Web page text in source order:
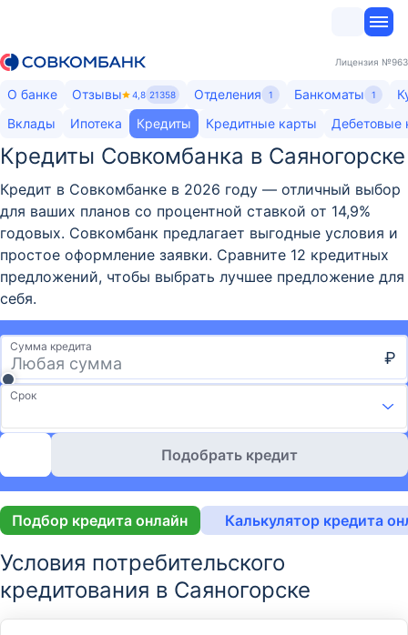
Лицензия №963
О банке Отзывы 4,8 21358 Отделения 1 Банкоматы 1
Вклады
Ипотека Кредиты Кредитные карты Дебетовые
Кредиты Совкомбанка в Саяногорске
Кредит в Совкомбанке в 2026 году — отличный выбор
для ваших планов со процентной ставкой от 14,9%
годовых. Совкомбанк предлагает выгодные условия и
простое оформление заявки. Сравните 12 кредитных
предложений, чтобы выбрать лучшее предложение для
себя.
Сумма кредита
₽
Срок
Подобрать кредит
Подбор кредита онлайн Калькулятор кредита
Условия потребительского
кредитования в Саяногорске